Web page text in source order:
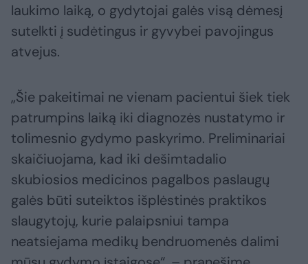
laukimo laiką, o gydytojai galės visą dėmesį
sutelkti į sudėtingus ir gyvybei pavojingus
atvejus.
„Šie pakeitimai ne vienam pacientui šiek tiek
patrumpins laiką iki diagnozės nustatymo ir
tolimesnio gydymo paskyrimo. Preliminariai
skaičiuojama, kad iki dešimtadalio
skubiosios medicinos pagalbos paslaugų
galės būti suteiktos išplėstinės praktikos
slaugytojų, kurie palaipsniui tampa
neatsiejama medikų bendruomenės dalimi